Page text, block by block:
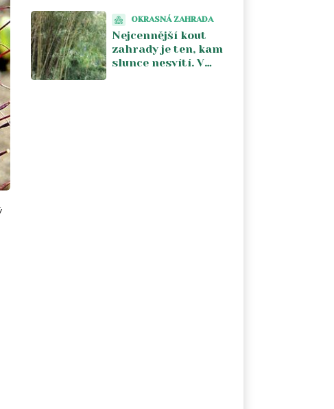
kořenyOKRASNÁ ZAHRADA
Nejcennější kout
zahrady je ten, kam
slunce nesvítí. V